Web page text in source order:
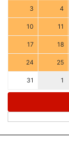
3 4
10 11
17 18
24 25
31 1